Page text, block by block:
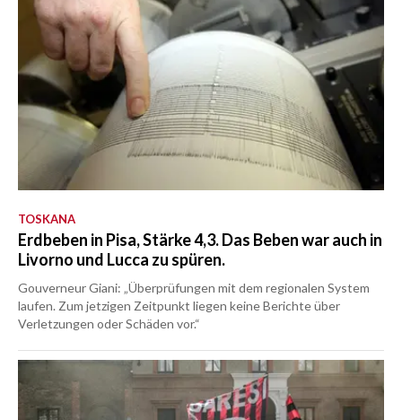
TOSKANA
Erdbeben in Pisa, Stärke 4,3. Das Beben war auch in
Livorno und Lucca zu spüren.
Gouverneur Giani: „Überprüfungen mit dem regionalen System
laufen. Zum jetzigen Zeitpunkt liegen keine Berichte über
Verletzungen oder Schäden vor.“